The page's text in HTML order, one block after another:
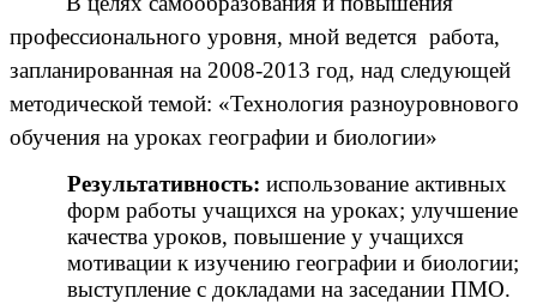
профессионального уровня, мной ведется работа,
запланированная на 2008-2013 год, над следующей
методической темой: «Технология разноуровнового
обучения на уроках географии и биологии»
Результативность: использование активных
форм работы учащихся на уроках; улучшение
качества уроков, повышение у учащихся
мотивации к изучению географии и биологии;
выступление с докладами на заседании ПМО.